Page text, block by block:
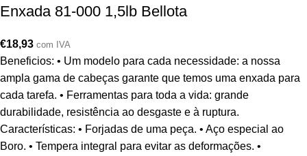
Enxada 81-000 1,5lb Bellota
€18,93 com IVA
Beneficios: • Um modelo para cada necessidade: a nossa
ampla gama de cabeças garante que temos uma enxada para
cada tarefa. • Ferramentas para toda a vida: grande
durabilidade, resistência ao desgaste e à ruptura.
Características: • Forjadas de uma peça. • Aço especial ao
Boro. • Tempera integral para evitar as deformações. •